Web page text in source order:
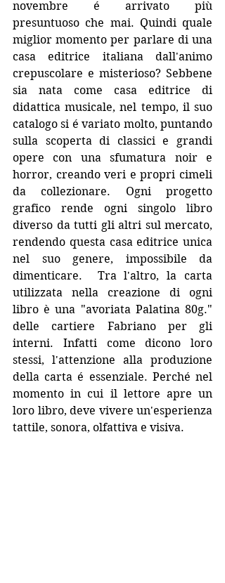
novembre é arrivato più
presuntuoso che mai. Quindi quale
miglior momento per parlare di una
casa editrice italiana dall'animo
crepuscolare e misterioso? Sebbene
sia nata come casa editrice di
didattica musicale, nel tempo, il suo
catalogo si é variato molto, puntando
sulla scoperta di classici e grandi
opere con una sfumatura noir e
horror, creando veri e propri cimeli
da collezionare. Ogni progetto
grafico rende ogni singolo libro
diverso da tutti gli altri sul mercato,
rendendo questa casa editrice unica
nel suo genere, impossibile da
dimenticare.  Tra l'altro, la carta
utilizzata nella creazione di ogni
libro è una "avoriata Palatina 80g."
delle cartiere Fabriano per gli
interni. Infatti come dicono loro
stessi, l'attenzione alla produzione
della carta é essenziale. Perché nel
momento in cui il lettore apre un
loro libro, deve vivere un'esperienza
tattile, sonora, olfattiva e visiva.